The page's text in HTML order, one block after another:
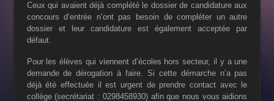
Ceux qui avaient déjà complété le dossier de candidature aux
concours d’entrée n’ont pas besoin de compléter un autre
dossier et leur candidature est également acceptée par
défaut.
Pour les élèves qui viennent d’écoles hors secteur, il y a une
demande de dérogation à faire. Si cette démarche n’a pas
déjà été effectuée il est urgent de prendre contact avec le
collège (secrétariat : 0298458930) afin que nous vous aidions